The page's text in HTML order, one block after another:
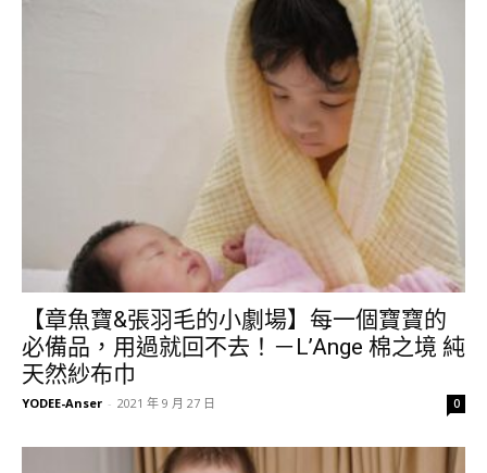
【章魚寶&張羽毛的小劇場】每一個寶寶的
必備品，用過就回不去！－L’Ange 棉之境 純
天然紗布巾
YODEE-Anser - 2021 年 9 月 27 日 0